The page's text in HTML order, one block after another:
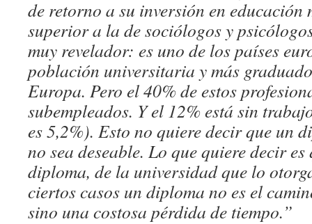
de retorno a su inversión en educación
superior a la de sociólogos y
muy revelador: es uno de los países
población universitaria y más
Europa. Pero el 40% de estos
subempleados. Y el 12% está sin
es 5,2%). Esto no quiere decir que un
no sea deseable. Lo que quiere decir es
diploma, de la universidad que lo
ciertos casos un diploma no es el
sino una costosa pérdida de tiempo.”